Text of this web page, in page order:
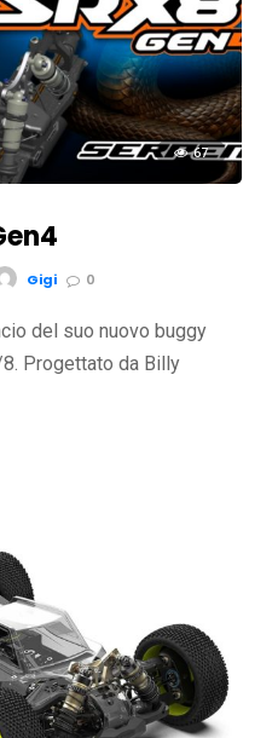
67
Gigi 0
del suo nuovo buggy
Progettato da Billy